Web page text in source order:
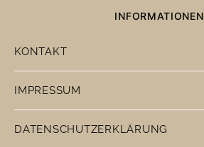
INFORMATIONEN
KONTAKT
IMPRESSUM
DATENSCHUTZERKLÄRUNG